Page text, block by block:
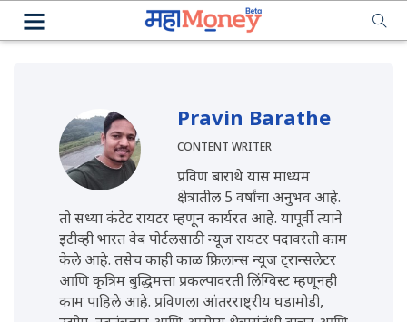
Pravin Barathe
CONTENT WRITER
प्रविण बाराथे यास माध्यम
क्षेत्रातील 5 वर्षांचा अनुभव आहे.
तो सध्या कंटेट रायटर म्हणून कार्यरत आहे. यापूर्वी त्याने
इटीव्ही भारत वेब पोर्टलसाठी न्यूज रायटर पदावरती काम
केले आहे. तसेच काही काळ फ्रिलान्स न्यूज ट्रान्सलेटर
आणि कृत्रिम बुद्धिमत्ता प्रकल्पावरती लिंग्विस्ट म्हणूनही
काम पाहिले आहे. प्रविणला आंतरराष्ट्रीय घडामोडी,